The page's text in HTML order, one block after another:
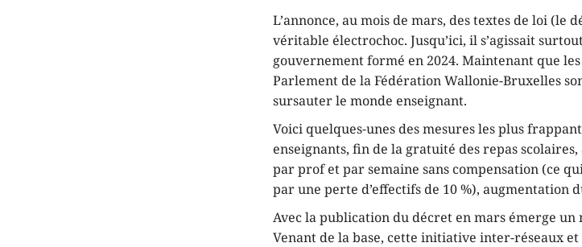
L’annonce, au mois de mars, des textes de loi
véritable électrochoc. Jusqu’ici, il s’agissait
gouvernement formé en 2024. Maintenant que
Parlement de la Fédération Wallonie-Bruxelles
sursauter le monde enseignant.
Voici quelques-unes des mesures les plus
enseignants, fin de la gratuité des repas
par prof et par semaine sans compensation (ce
par une perte d’effectifs de 10 %), augmentation
Avec la publication du décret en mars émerge
Venant de la base, cette initiative inter-réseaux et